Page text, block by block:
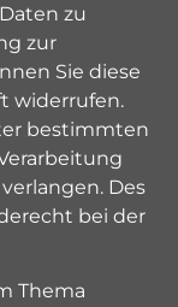
zu
zur
Sie diese
widerrufen.
bestimmten
Des
bei der
Thema